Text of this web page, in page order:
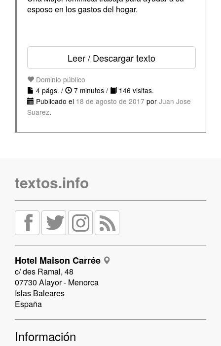
esposo en los gastos del hogar.
Leer / Descargar texto
Dominio público
4 págs. /
7 minutos /
146 visitas.
Publicado el 18 de agosto de 2017 por Juan Jose
Suarez.
textos.info
Hotel Maison Carrée
c/ des Ramal, 48
07730 Alayor - Menorca
Islas Baleares
España
Información